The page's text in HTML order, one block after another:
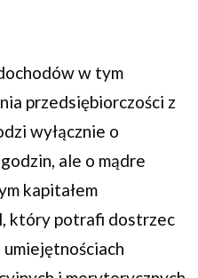
w tym
przedsiębiorczości z
wyłącznie o
ale o mądre
kapitałem
który potrafi dostrzec